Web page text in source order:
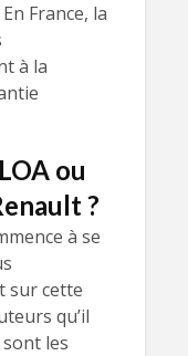
France, la
à la
ou
?
à se
sur cette
qu’il
les